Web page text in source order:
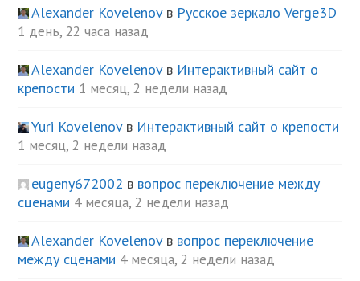
Alexander Kovelenovв Русское зеркало Verge3D
1 день, 22 часа назад
Alexander Kovelenovв Интерактивный сайт о
крепости 1 месяц, 2 недели назад
Yuri Kovelenovв Интерактивный сайт о крепости
1 месяц, 2 недели назад
eugeny672002 в вопрос переключение между
сценами 4 месяца, 2 недели назад
Alexander Kovelenovв вопрос переключение
между сценами 4 месяца, 2 недели назад